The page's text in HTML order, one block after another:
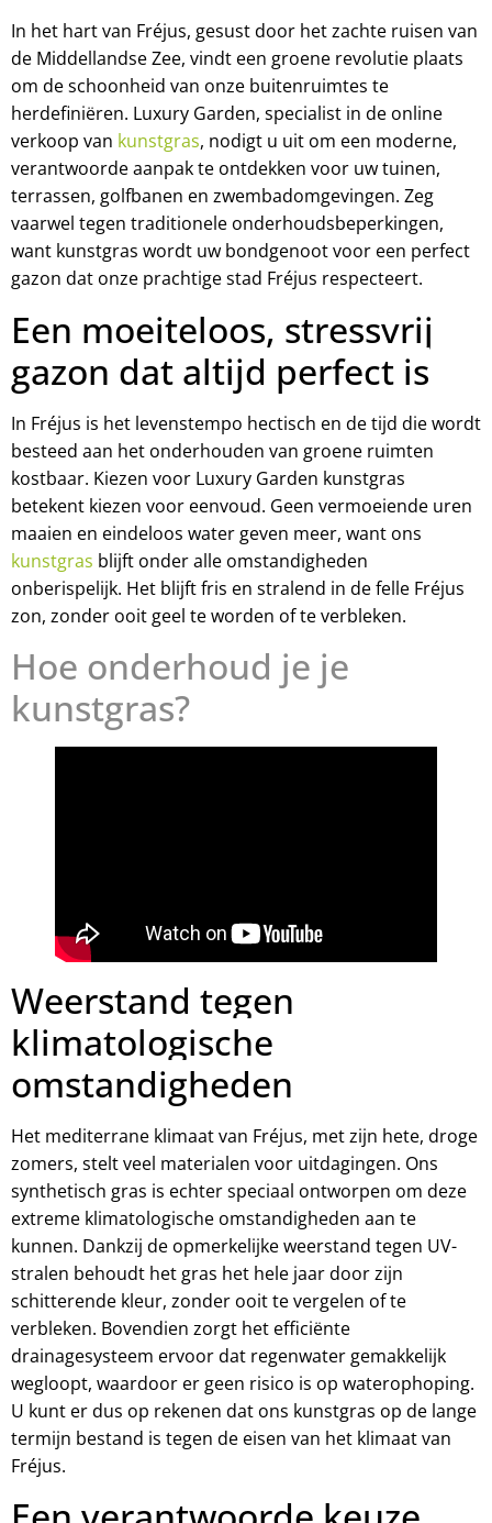
In het hart van Fréjus, gesust door het zachte ruisen van
de Middellandse Zee, vindt een groene revolutie plaats
om de schoonheid van onze buitenruimtes te
herdefiniëren. Luxury Garden, specialist in de online
verkoop van kunstgras, nodigt u uit om een moderne,
verantwoorde aanpak te ontdekken voor uw tuinen,
terrassen, golfbanen en zwembadomgevingen. Zeg
vaarwel tegen traditionele onderhoudsbeperkingen,
want kunstgras wordt uw bondgenoot voor een perfect
gazon dat onze prachtige stad Fréjus respecteert.
Een moeiteloos, stressvrij
gazon dat altijd perfect is
In Fréjus is het levenstempo hectisch en de tijd die wordt
besteed aan het onderhouden van groene ruimten
kostbaar. Kiezen voor Luxury Garden kunstgras
betekent kiezen voor eenvoud. Geen vermoeiende uren
maaien en eindeloos water geven meer, want ons
kunstgras blijft onder alle omstandigheden
onberispelijk. Het blijft fris en stralend in de felle Fréjus
zon, zonder ooit geel te worden of te verbleken.
Hoe onderhoud je je
kunstgras?
Weerstand tegen
klimatologische
omstandigheden
Het mediterrane klimaat van Fréjus, met zijn hete, droge
zomers, stelt veel materialen voor uitdagingen. Ons
synthetisch gras is echter speciaal ontworpen om deze
extreme klimatologische omstandigheden aan te
kunnen. Dankzij de opmerkelijke weerstand tegen UV-
stralen behoudt het gras het hele jaar door zijn
schitterende kleur, zonder ooit te vergelen of te
verbleken. Bovendien zorgt het efficiënte
drainagesysteem ervoor dat regenwater gemakkelijk
wegloopt, waardoor er geen risico is op waterophoping.
U kunt er dus op rekenen dat ons kunstgras op de lange
termijn bestand is tegen de eisen van het klimaat van
Fréjus.